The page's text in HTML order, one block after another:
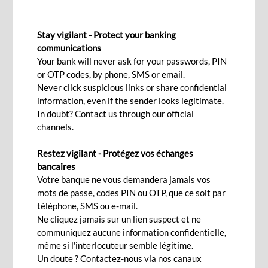
Des solutions sur mesure pour aider à la
croissance de votre entreprise
Quels que soient vos besoins, qu'il s'agisse de
de remplacement d'actifs, ou de financement de
projets, votre Chargé de Clientèle dédié vous
accompagne pour comprendre vos aspirations et
enjeux afin de vous proposer la meilleure
structure de financement.
Visionnez notrevidéosi vous souhaitez des informations sur
Stay vigilant - Protect your banking
communications
Your bank will never ask for your passwords, PIN
or OTP codes, by phone, SMS or email.
Never click suspicious links or share confidential
information, even if the sender looks legitimate.
In doubt? Contact us through our official
channels.
Restez vigilant - Protégez vos échanges
bancaires
Votre banque ne vous demandera jamais vos
mots de passe, codes PIN ou OTP, que ce soit par
téléphone, SMS ou e-mail.
Ne cliquez jamais sur un lien suspect et ne
communiquez aucune information confidentielle,
même si l'interlocuteur semble légitime.
Un doute ? Contactez-nous via nos canaux